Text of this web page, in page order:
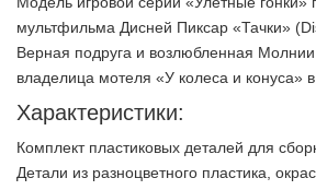
мультфильма Дисней Пиксар «Тачки»
Верная подруга и возлюбленная
владелица мотеля «У колеса и конуса»
Характеристики:
Комплект пластиковых деталей для
Детали из разноцветного пластика,